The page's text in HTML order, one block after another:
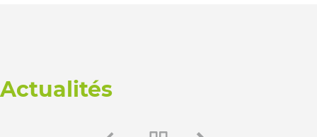
Actualités